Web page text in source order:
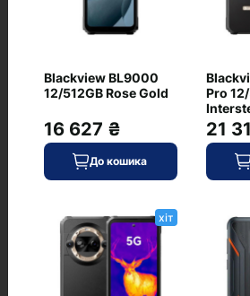
Питання та відповіді
Blackview BL9000
12/512GB Rose Gold
16 627 ₴
До кошика
Pro
21
хіт